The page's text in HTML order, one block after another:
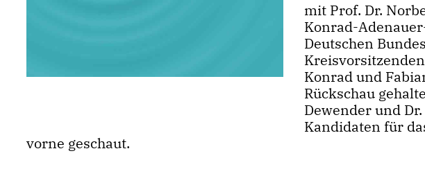
mit Prof. Dr.
Konrad-
Deutschen
Konrad und
Rückschau
Dewender und
Kandidaten für
vorne geschaut.